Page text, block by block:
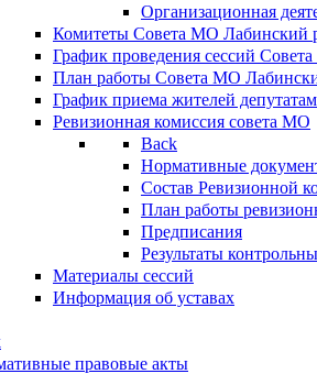
Организационная
Комитеты Совета МО Лабинский
График проведения сессий
План работы Совета МО
График приема жителей
Ревизионная комиссия совета МО
Back
Нормативные
Состав Ревизионной
План работы
Предписания
Результаты
Материалы сессий
Информация об уставах
правовые акты